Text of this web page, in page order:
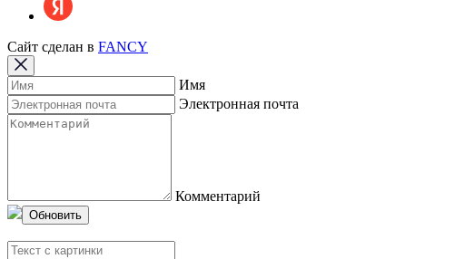
Сайт сделан в FANCY
Имя
Электронная почта
Комментарий
Обновить